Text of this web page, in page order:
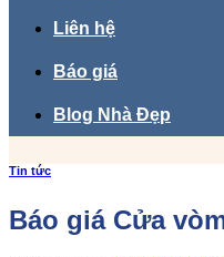
Liên hệ
Báo giá
Blog Nhà Đẹp
Tin tức
Báo giá Cửa